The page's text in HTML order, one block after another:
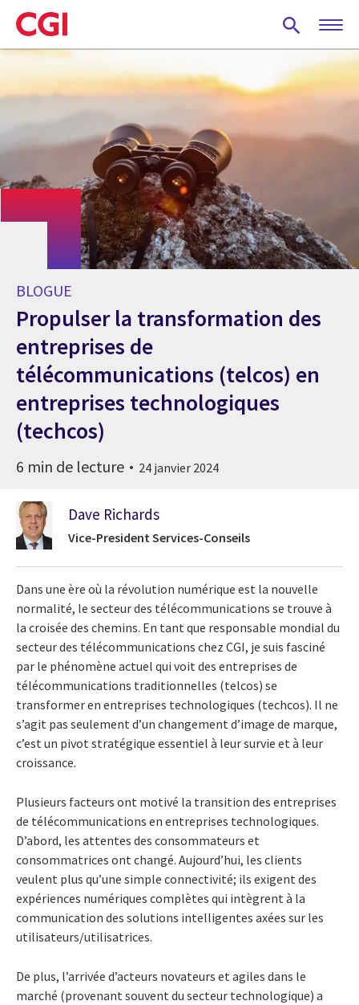
Skip
to
main
BLOGUE
Propulser la transformation des
entreprises de
télécommunications (telcos) en
entreprises technologiques
(techcos)
6 min de lecture 24 janvier 2024
Dave Richards
Vice-President Services-Conseils
Dans une ère où la révolution numérique est la nouvelle
normalité, le secteur des télécommunications se trouve à
la croisée des chemins. En tant que responsable mondial du
secteur des télécommunications chez CGI, je suis fasciné
par le phénomène actuel qui voit des entreprises de
télécommunications traditionnelles (telcos) se
transformer en entreprises technologiques (techcos). Il ne
s’agit pas seulement d’un changement d’image de marque,
c’est un pivot stratégique essentiel à leur survie et à leur
croissance.
Plusieurs facteurs ont motivé la transition des entreprises
de télécommunications en entreprises technologiques.
D’abord, les attentes des consommateurs et
consommatrices ont changé. Aujourd’hui, les clients
veulent plus qu’une simple connectivité; ils exigent des
expériences numériques complètes qui intègrent à la
communication des solutions intelligentes axées sur les
utilisateurs/utilisatrices.
De plus, l’arrivée d’acteurs novateurs et agiles dans le
marché (provenant souvent du secteur technologique) a